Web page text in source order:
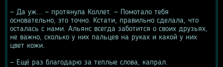
— Да уж... — протянула Коллет. — Помотало тебя
основательно, это точно. Кстати, правильно сделала, что
осталась с нами. Альянс всегда заботится о своих друзьях,
не важно, сколько у них пальцев на руках и какой у них
цвет кожи.
— Ещё раз благодарю за теплые слова, капрал.